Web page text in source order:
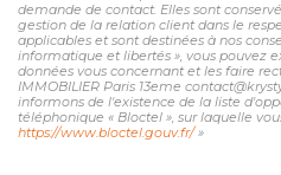
demande de contact. Elles sont
gestion de la relation client dans le
applicables et sont destinées à nos
informatique et libertés », vous pouvez
données vous concernant et les faire
IMMOBILIER Paris 13eme
informons de l'existence de la liste
téléphonique « Bloctel », sur laquelle
https://www.bloctel.gouv.fr/»